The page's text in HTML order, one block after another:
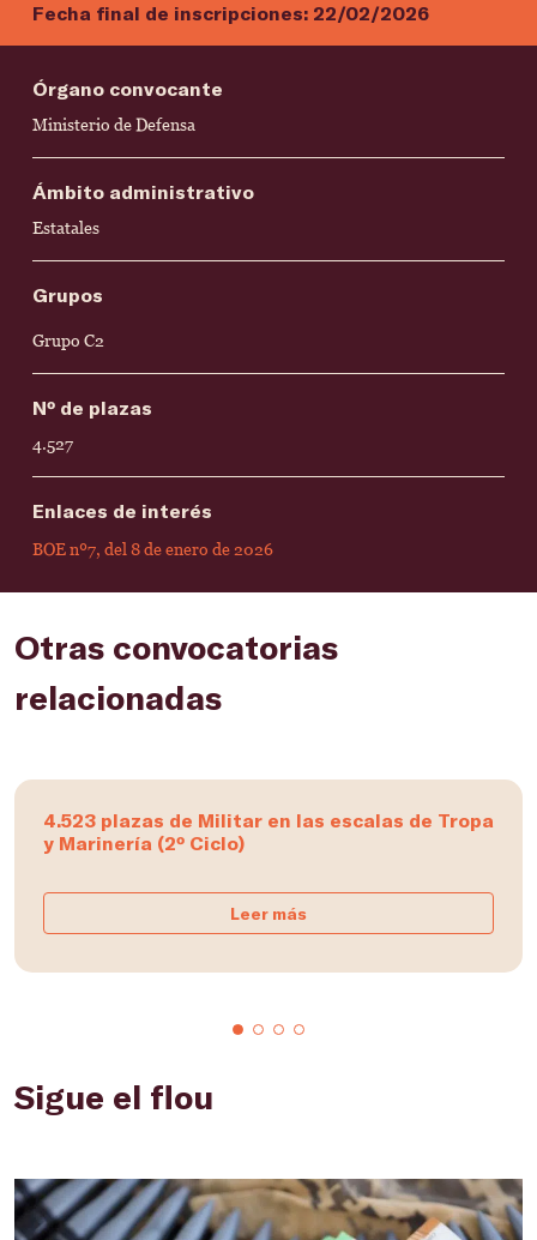
Fecha final de inscripciones: 22/02/2026
Órgano convocante
Ministerio de Defensa
Ámbito administrativo
Estatales
Grupos
Grupo C2
Nº de plazas
4.527
Enlaces de interés
BOE nº7, del 8 de enero de 2026
Otras convocatorias
relacionadas
4.523 plazas de Militar en las escalas de Tropa
y Marinería (2º Ciclo)
Leer más
Sigue el flou